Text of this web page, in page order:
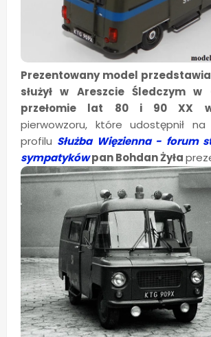
Prezentowany model
służył w Areszcie Śledczym
przełomie lat 80 i 90 XX
pierwowzoru, które udostępnił
profilu Służba Więzienna - forum
sympatykówpan Bohdan Żyła